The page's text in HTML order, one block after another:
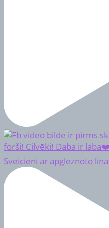
Sveicieni ar apgleznoto